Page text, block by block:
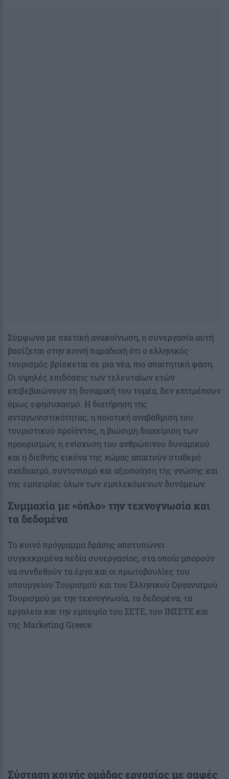
Σύμφωνα με σχετική ανακοίνωση, η συνεργασία αυτή
βασίζεται στην κοινή παραδοχή ότι ο ελληνικός
τουρισμός βρίσκεται σε μια νέα, πιο απαιτητική φάση.
Οι υψηλές επιδόσεις των τελευταίων ετών
επιβεβαιώνουν τη δυναμική του τομέα, δεν επιτρέπουν
όμως εφησυχασμό. Η διατήρηση της
ανταγωνιστικότητας, η ποιοτική αναβάθμιση του
τουριστικού προϊόντος, η βιώσιμη διαχείριση των
προορισμών, η ενίσχυση του ανθρώπινου δυναμικού
και η διεθνής εικόνα της χώρας απαιτούν σταθερό
σχεδιασμό, συντονισμό και αξιοποίηση της γνώσης και
της εμπειρίας όλων των εμπλεκόμενων δυνάμεων.
Συμμαχία με «όπλο» την τεχνογνωσία και
τα δεδομένα
Το κοινό πρόγραμμα δράσης αποτυπώνει
συγκεκριμένα πεδία συνεργασίας, στα οποία μπορούν
να συνδεθούν τα έργα και οι πρωτοβουλίες του
υπουργείου Τουρισμού και του Ελληνικού Οργανισμού
Τουρισμού με την τεχνογνωσία, τα δεδομένα, τα
εργαλεία και την εμπειρία του ΣΕΤΕ, του ΙΝΣΕΤΕ και
της Marketing Greece.
Σύσταση κοινής ομάδας εργασίας με σαφές